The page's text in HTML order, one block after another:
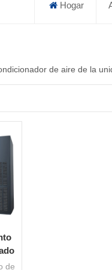
Hogar
de aire de la
de